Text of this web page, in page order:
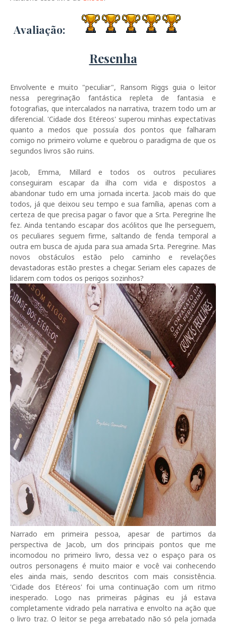
Avaliação:
Resenha
Envolvente e muito "peculiar", Ransom Riggs guia o leitor
nessa peregrinação fantástica repleta de fantasia e
fotografias, que intercalados na narrativa, trazem todo um ar
diferencial. 'Cidade dos Etéreos' superou minhas expectativas
quanto a medos que possuía dos pontos que falharam
comigo no primeiro volume e quebrou o paradigma de que os
segundos livros são ruins.
Jacob, Emma, Millard e todos os outros peculiares
conseguiram escapar da ilha com vida e dispostos a
abandonar tudo em uma jornada incerta. Jacob mais do que
todos, já que deixou seu tempo e sua família, apenas com a
certeza de que precisa pagar o favor que a Srta. Peregrine lhe
fez. Ainda tentando escapar dos acólitos que lhe perseguem,
os peculiares seguem firme, saltando de fenda temporal a
outra em busca de ajuda para sua amada Srta. Peregrine. Mas
novos obstáculos estão pelo caminho e revelações
devastadoras estão prestes a chegar. Seriam eles capazes de
lidarem com todos os perigos sozinhos?
Narrado em primeira pessoa, apesar de partimos da
perspectiva de Jacob, um dos principais pontos que me
incomodou no primeiro livro, dessa vez o espaço para os
outros personagens é muito maior e você vai conhecendo
eles ainda mais, sendo descritos com mais consistência.
'Cidade dos Etéreos' foi uma continuação com um ritmo
inesperado. Logo nas primeiras páginas eu já estava
completamente vidrado pela narrativa e envolto na ação que
o livro traz. O leitor se pega arrebatado não só pela jornada